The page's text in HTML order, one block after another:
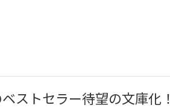
ストセラー待望の文庫化！